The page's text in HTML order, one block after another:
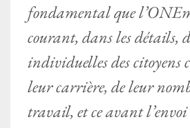
fondamental que
courant, dans les détails,
individuelles des citoyens
leur carrière, de leur
travail, et ce avant l’envoi